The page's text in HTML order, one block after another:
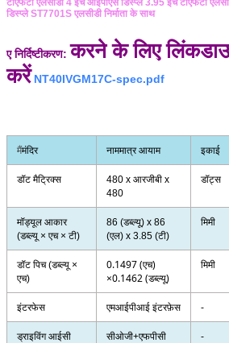
टीएफटी एलसीडी 4 इंच आईपीएस डिस्प्ले 3.95 इंच टीएफटी
डिस्प्ले ST7701S एलसीडी निर्माता के साथ
ए निर्दिष्टीकरण: करने के लिए लिंक
करें NT40IVGM17C-spec.pdf
मैंमंदिर नाममात्र आयाम इकाई
डॉट मैट्रिक्स
480 x आरजीबी x
480
डॉट्स
मॉड्यूल आकार
(डब्ल्यू × एच × टी)
86 (डब्ल्यू) x 86
(एल) x 3.85 (टी)
मिमी
डॉट पिच (डब्ल्यू ×
एच)
0.1497 (एच)
×0.1462 (डब्ल्यू)
मिमी
इंटरफेस एमआईपीआई इंटरफ़ेस -
ड्राइविंग आईसी
सीओजी+एफपीसी -